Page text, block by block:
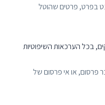
בפרט, פרטים שהוטל
בכל הערכאות השיפוטיות
פרסום, או אי פרסום של